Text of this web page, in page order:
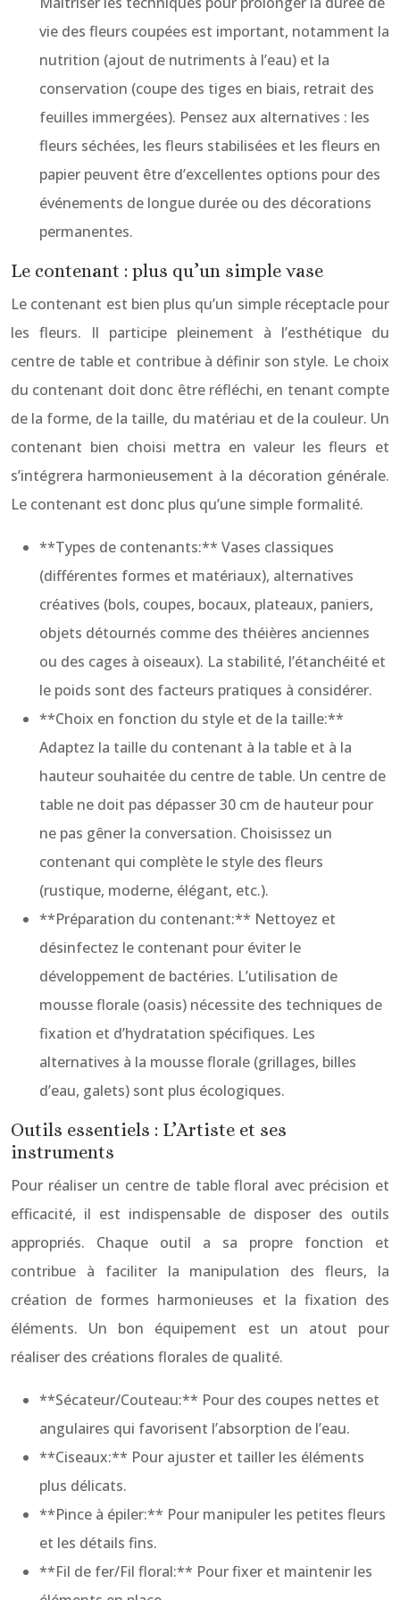
vie des fleurs coupées est important, notamment la
nutrition (ajout de nutriments à l’eau) et la
conservation (coupe des tiges en biais, retrait des
feuilles immergées). Pensez aux alternatives : les
fleurs séchées, les fleurs stabilisées et les fleurs en
papier peuvent être d’excellentes options pour des
événements de longue durée ou des décorations
permanentes.
Le contenant : plus qu’un simple vase
Le contenant est bien plus qu’un simple réceptacle pour
les fleurs. Il participe pleinement à l’esthétique du
centre de table et contribue à définir son style. Le choix
du contenant doit donc être réfléchi, en tenant compte
de la forme, de la taille, du matériau et de la couleur. Un
contenant bien choisi mettra en valeur les fleurs et
s’intégrera harmonieusement à la décoration générale.
Le contenant est donc plus qu’une simple formalité.
**Types de contenants:** Vases classiques
(différentes formes et matériaux), alternatives
créatives (bols, coupes, bocaux, plateaux, paniers,
objets détournés comme des théières anciennes
ou des cages à oiseaux). La stabilité, l’étanchéité et
le poids sont des facteurs pratiques à considérer.
**Choix en fonction du style et de la taille:**
Adaptez la taille du contenant à la table et à la
hauteur souhaitée du centre de table. Un centre de
table ne doit pas dépasser 30 cm de hauteur pour
ne pas gêner la conversation. Choisissez un
contenant qui complète le style des fleurs
(rustique, moderne, élégant, etc.).
**Préparation du contenant:** Nettoyez et
désinfectez le contenant pour éviter le
développement de bactéries. L’utilisation de
mousse florale (oasis) nécessite des techniques de
fixation et d’hydratation spécifiques. Les
alternatives à la mousse florale (grillages, billes
d’eau, galets) sont plus écologiques.
Outils essentiels : L’Artiste et ses
instruments
Pour réaliser un centre de table floral avec précision et
efficacité, il est indispensable de disposer des outils
appropriés. Chaque outil a sa propre fonction et
contribue à faciliter la manipulation des fleurs, la
création de formes harmonieuses et la fixation des
éléments. Un bon équipement est un atout pour
réaliser des créations florales de qualité.
**Sécateur/Couteau:** Pour des coupes nettes et
angulaires qui favorisent l’absorption de l’eau.
**Ciseaux:** Pour ajuster et tailler les éléments
plus délicats.
**Pince à épiler:** Pour manipuler les petites fleurs
et les détails fins.
**Fil de fer/Fil floral:** Pour fixer et maintenir les